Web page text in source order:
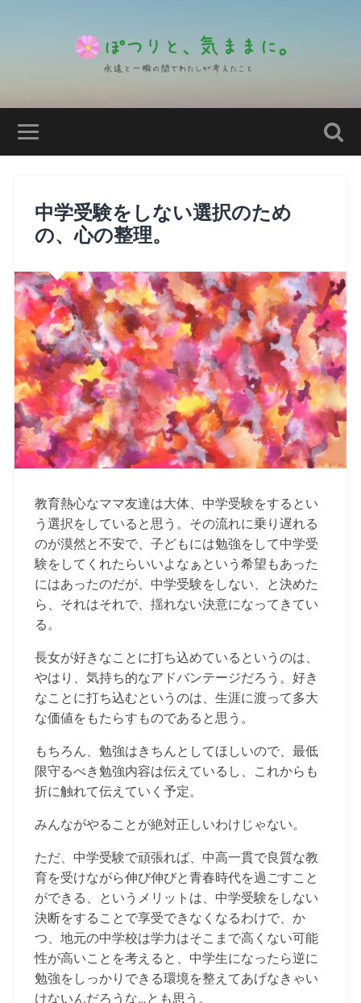
中学受験をしない選択のため
の、心の整理。
教育熱心なママ友達は大体、中学受験をするとい
う選択をしていると思う。その流れに乗り遅れる
のが漠然と不安で、子どもには勉強をして中学受
験をしてくれたらいいよなぁという希望もあった
にはあったのだが、中学受験をしない、と決めた
ら、それはそれで、揺れない決意になってきてい
る。
長女が好きなことに打ち込めているというのは、
やはり、気持ち的なアドバンテージだろう。好き
なことに打ち込むというのは、生涯に渡って多大
な価値をもたらすものであると思う。
もちろん、勉強はきちんとしてほしいので、最低
限守るべき勉強内容は伝えているし、これからも
折に触れて伝えていく予定。
みんながやることが絶対正しいわけじゃない。
ただ、中学受験で頑張れば、中高一貫で良質な教
育を受けながら伸び伸びと青春時代を過ごすこと
ができる、というメリットは、中学受験をしない
決断をすることで享受できなくなるわけで、か
つ、地元の中学校は学力はそこまで高くない可能
性が高いことを考えると、中学生になったら逆に
勉強をしっかりできる環境を整えてあげなきゃい
けないんだろうな…とも思う。